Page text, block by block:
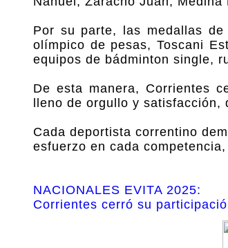
Por su parte, las medallas
olímpico de pesas, Toscani
equipos de bádminton single,
De esta manera, Corrientes
lleno de orgullo y
Cada deportista correntino
esfuerzo en cada
NACIONALES EVITA 2025:
Corrientes cerró su